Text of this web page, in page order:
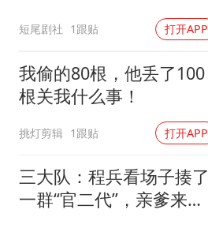
短尾剧社 1跟贴 打开APP
我偷的80根，他丢了100
根关我什么事！
挑灯剪辑 1跟贴 打开APP
三大队：程兵看场子揍了
一群“官二代”，亲爹来捞